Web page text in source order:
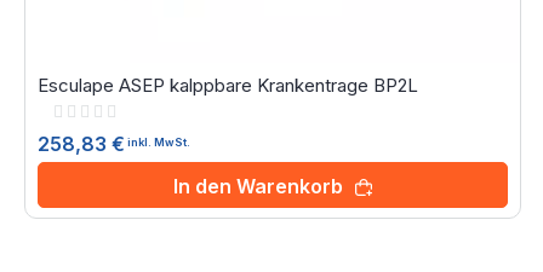
Esculape ASEP kalppbare Krankentrage BP2L
Rating:
258,83 € inkl. MwSt.
In den Warenkorb